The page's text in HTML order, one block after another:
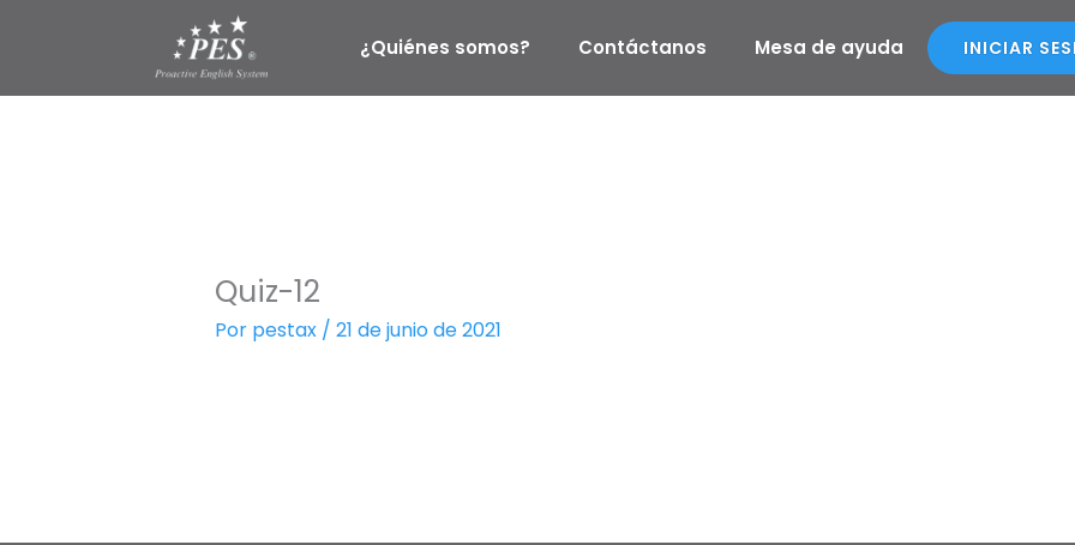
¿Quiénes somos? Contáctanos Mesa de ayuda INICIAR
Quiz-12
Por pestax / 21 de junio de 2021